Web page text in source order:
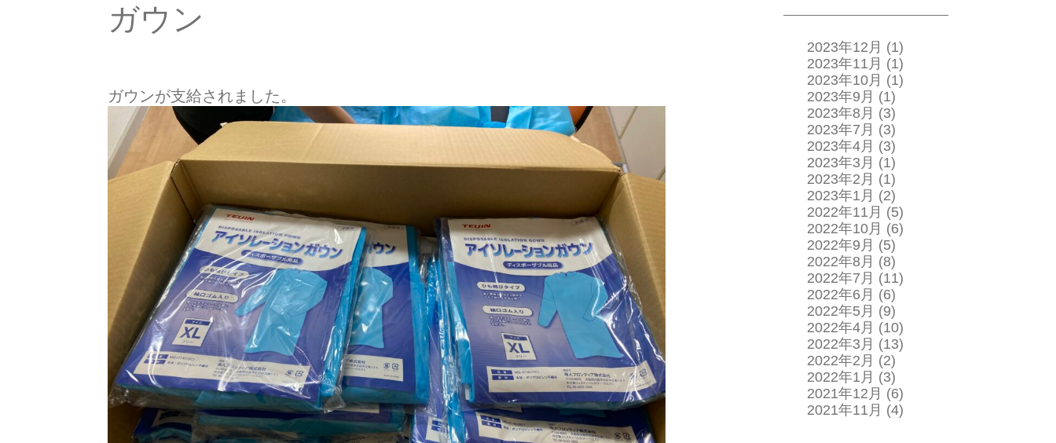
ガウン
ガウンが支給されました。
2023年12月 (1)
2023年11月 (1)
2023年10月 (1)
2023年9月 (1)
2023年8月 (3)
2023年7月 (3)
2023年4月 (3)
2023年3月 (1)
2023年2月 (1)
2023年1月 (2)
2022年11月 (5)
2022年10月 (6)
2022年9月 (5)
2022年8月 (8)
2022年7月 (11)
2022年6月 (6)
2022年5月 (9)
2022年4月 (10)
2022年3月 (13)
2022年2月 (2)
2022年1月 (3)
2021年12月 (6)
2021年11月 (4)